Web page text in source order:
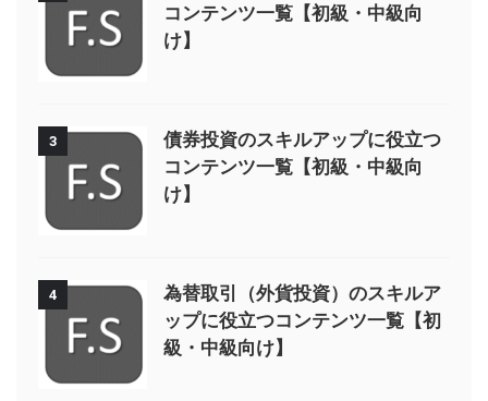
コンテンツ一覧【初級・中級向
け】
3
債券投資のスキルアップに役立つ
コンテンツ一覧【初級・中級向
け】
4
為替取引（外貨投資）のスキルア
ップに役立つコンテンツ一覧【初
級・中級向け】